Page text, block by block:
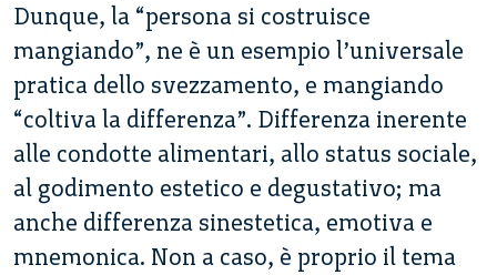
Dunque, la “persona si costruisce
mangiando”, ne è un esempio l’universale
pratica dello svezzamento, e mangiando
“coltiva la differenza”. Differenza inerente
alle condotte alimentari, allo status sociale,
al godimento estetico e degustativo; ma
anche differenza sinestetica, emotiva e
mnemonica. Non a caso, è proprio il tema